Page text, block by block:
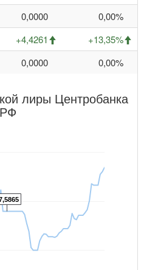
0,0000
0,00%
+4,4261
+13,35%
0,0000 0,00%
лиры Центробанка
РФ